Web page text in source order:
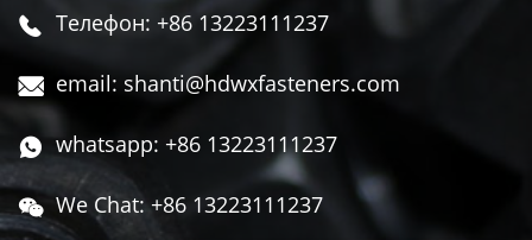
 Телефон: +86 13223111237
 email: shanti@hdwxfasteners.com
 whatsapp: +86 13223111237
 We Chat: +86 13223111237